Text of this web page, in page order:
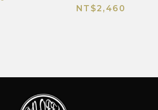
NT$2,460